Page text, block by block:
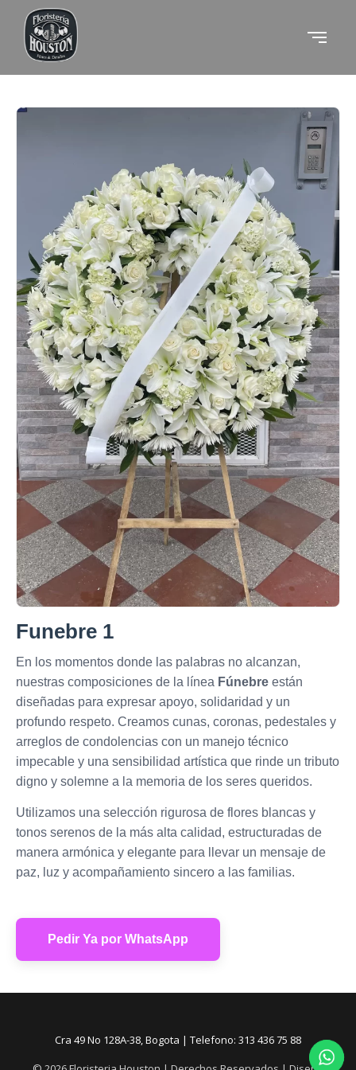
Funebre 1
En los momentos donde las palabras no alcanzan,
nuestras composiciones de la línea Fúnebre están
diseñadas para expresar apoyo, solidaridad y un
profundo respeto. Creamos cunas, coronas, pedestales y
arreglos de condolencias con un manejo técnico
impecable y una sensibilidad artística que rinde un tributo
digno y solemne a la memoria de los seres queridos.
Utilizamos una selección rigurosa de flores blancas y
tonos serenos de la más alta calidad, estructuradas de
manera armónica y elegante para llevar un mensaje de
paz, luz y acompañamiento sincero a las familias.
Pedir Ya por WhatsApp
Cra 49 No 128A-38, Bogota | Telefono: 313 436 75 88